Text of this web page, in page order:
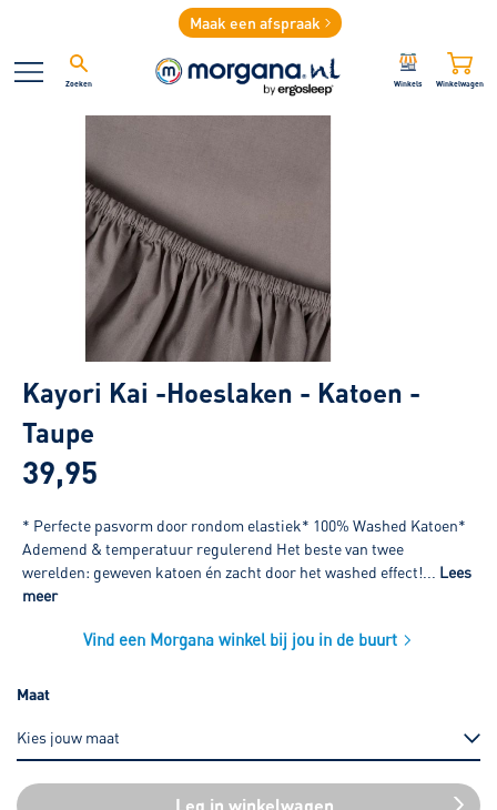
Maak een afspraak
Zoeken Winkels Winkelwagen
Kayori Kai -Hoeslaken - Katoen -
Taupe
39,95
* Perfecte pasvorm door rondom elastiek* 100% Washed Katoen*
Ademend & temperatuur regulerend Het beste van twee
werelden: geweven katoen én zacht door het washed effect!... Lees
meer
Vind een Morgana winkel bij jou in de buurt
Maat
Leg in winkelwagen